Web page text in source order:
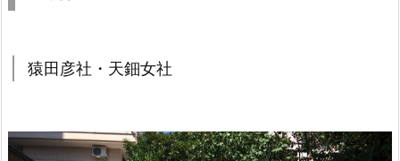
猿田彦社・天鈿女社